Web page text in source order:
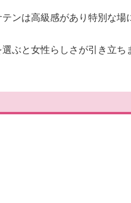
ンは高級感があり特別な場
ぶと女性らしさが引き立ち